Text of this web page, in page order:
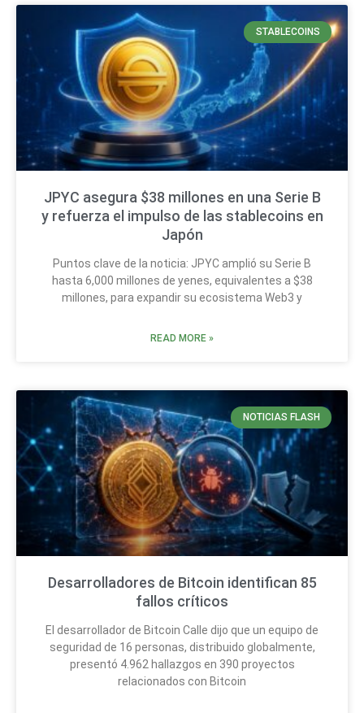
STABLECOINS
JPYC asegura $38 millones en una Serie B
y refuerza el impulso de las stablecoins en
Japón
Puntos clave de la noticia: JPYC amplió su Serie B
hasta 6,000 millones de yenes, equivalentes a $38
millones, para expandir su ecosistema Web3 y
READ MORE »
NOTICIAS FLASH
Desarrolladores de Bitcoin identifican 85
fallos críticos
El desarrollador de Bitcoin Calle dijo que un equipo de
seguridad de 16 personas, distribuido globalmente,
presentó 4.962 hallazgos en 390 proyectos
relacionados con Bitcoin